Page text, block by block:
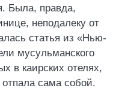
Была, правда,
неподалеку от
статья из «Нью-
мусульманского
в каирских отелях,
сама собой.